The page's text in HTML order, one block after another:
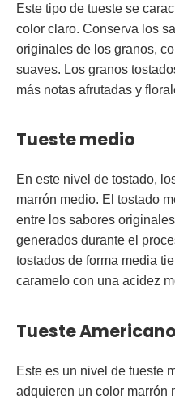
Este tipo de tueste se
color claro. Conserva los
originales de los granos,
suaves. Los granos
más notas afrutadas y
Tueste medio
En este nivel de tostado,
marrón medio. El tostado
entre los sabores
generados durante el
tostados de forma media
caramelo con una acidez
Tueste Americano
Este es un nivel de tueste
adquieren un color marrón